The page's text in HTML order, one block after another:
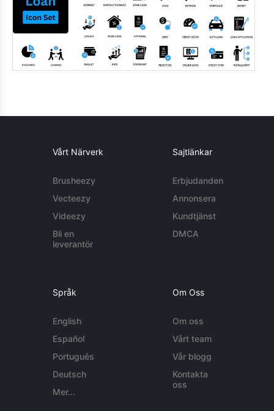
Vårt Närverk
Brusheezy
Vecteezy
Videezy
Bli en
leverantör
Sajtlänkar
Erbjudanden
Annonsera
Kundtjänst
DMCA
Språk
English
Español
Português
Deutsch
Mer...
Om Oss
Om oss
Vårt team
Vår blogg
Kontakta
oss